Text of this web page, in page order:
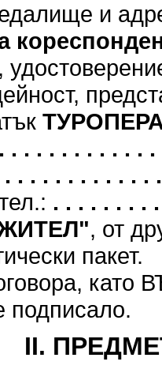
и
,
. . . . . . . . . . . .
. . . . . . . . . . .
. . . . . . . .
, от
пакет.
подписало.
II.